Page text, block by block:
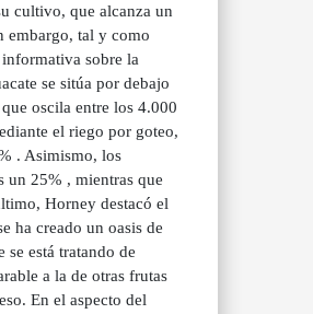
cultivo, que alcanza un
embargo, tal y como
sobre la
se sitúa por debajo
oscila entre los 4.000
el riego por goteo,
. Asimismo, los
un 25% , mientras que
Horney destacó el
ha creado un oasis de
está tratando de
a la de otras frutas
En el aspecto del